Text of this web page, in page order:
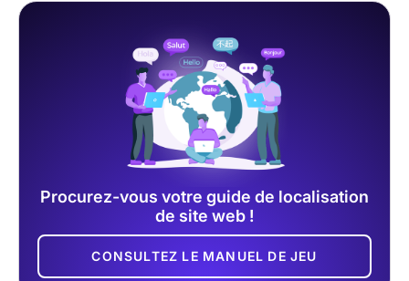
Procurez-vous votre guide de localisation
de site web !
CONSULTEZ LE MANUEL DE JEU